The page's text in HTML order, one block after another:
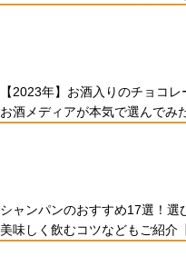
【2023年】お酒入りのチョコ
お酒メディアが本気で選んでみた
シャンパンのおすすめ17選！選
美味しく飲むコツなどもご紹介